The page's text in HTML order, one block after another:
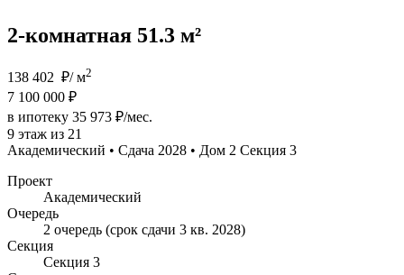
2-комнатная 51.3 м²
138 402 ₽/ м2
7 100 000 ₽
в ипотеку 35 973 ₽/мес.
9 этаж из 21
Академический • Сдача 2028 • Дом 2 Секция 3
Проект
Академический
Очередь
2 очередь (срок сдачи 3 кв. 2028)
Секция
Секция 3